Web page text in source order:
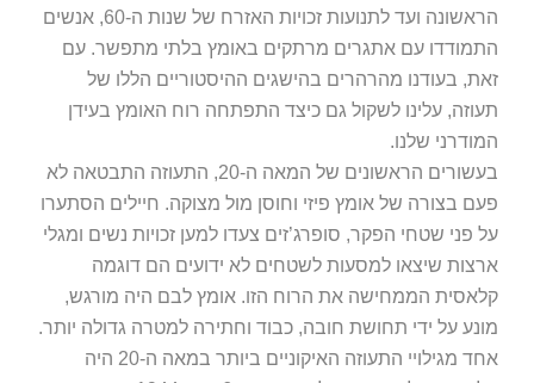
הראשונה ועד לתנועות זכויות האזרח של שנות ה-60, אנשים
עם אתגרים מרתקים באומץ בלתי מתפשר. עם
בעודנו מהרהרים בהישגים ההיסטוריים הללו של
עלינו לשקול גם כיצד התפתחה רוח האומץ בעידן
שלנו.
בעשורים הראשונים של המאה ה-20, התעוזה התבטאה לא
בצורה של אומץ פיזי וחוסן מול מצוקה. חיילים הסתערו
פני שטחי הפקר, סופרג’זים צעדו למען זכויות נשים ומגלי
שיצאו למסעות לשטחים לא ידועים הם דוגמה
הממחישה את הרוח הזו. אומץ לבם היה מורגש,
על ידי תחושת חובה, כבוד וחתירה למטרה גדולה יותר.
אחד מגילויי התעוזה האיקוניים ביותר במאה ה-20 היה